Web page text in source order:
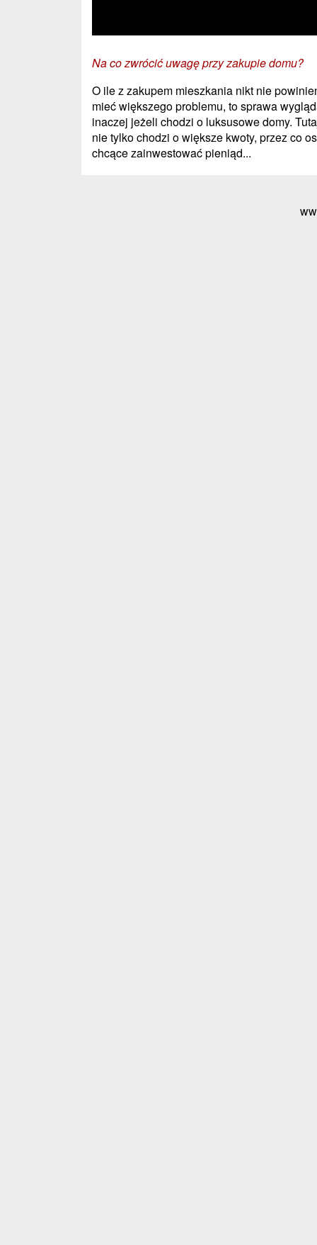
Na co zwrócić uwagę przy zakupie domu?
O ile z zakupem mieszkania nikt nie
mieć większego problemu, to sprawa
inaczej jeżeli chodzi o luksusowe domy.
nie tylko chodzi o większe kwoty, przez co
chcące zainwestować pieniąd...